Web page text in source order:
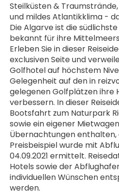
Steilküsten &
und mildes Atlantikklima -
Die Algarve ist die
bekannt für ihre
Erleben Sie in dieser
exclusiven Seite und
Golfhotel auf höchstem
Gelegenheit auf den in
gelegenen Golfplätzen ihre
verbessern. In dieser
Bootsfahrt zum Naturpark
sowie ein eigener
Übernachtungen
Preisbeispiel wurde mit
04.09.2021 ermittelt.
Hotels sowie der
individuellen Wünschen
werden.